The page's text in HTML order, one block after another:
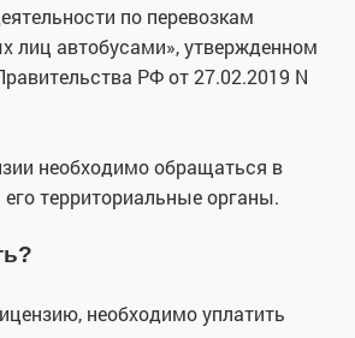
по перевозкам
лиц автобусами», утвержденном
РФ от 27.02.2019 N
необходимо обращаться в
территориальные органы.
необходимо уплатить